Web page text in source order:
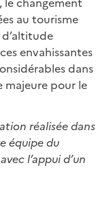
au tourisme
envahissantes
dans
majeure pour le
réalisée dans
équipe du
l’appui d’un